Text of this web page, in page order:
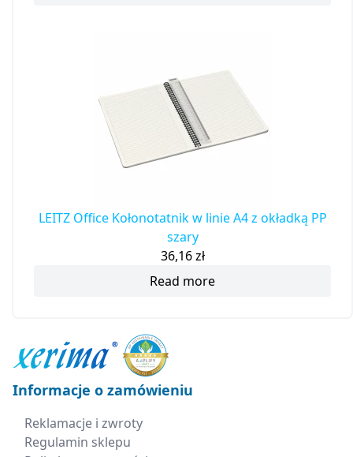
LEITZ Office Kołonotatnik w linie A4 z okładką PP
szary
36,16zł
Read more
Informacje o zamówieniu
Reklamacje i zwroty
Regulamin sklepu